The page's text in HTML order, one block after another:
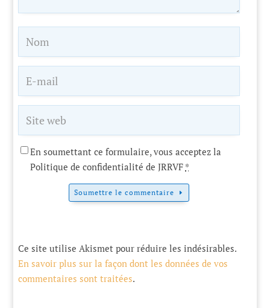
En soumettant ce formulaire, vous acceptez la
Politique de confidentialité de JRRVF *
Soumettre le commentaire
Ce site utilise Akismet pour réduire les indésirables.
En savoir plus sur la façon dont les données de vos
commentaires sont traitées.